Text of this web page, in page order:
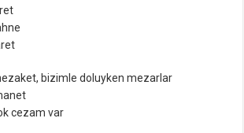
bizimle doluyken mezarlar
cezam var